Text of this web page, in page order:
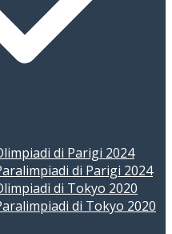
di Parigi 2024
di Parigi 2024
di Tokyo 2020
di Tokyo 2020